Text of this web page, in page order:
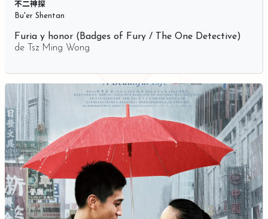
不二神探
Bu'er Shentan
Furia y honor (Badges of Fury / The One Detective)
de
Tsz Ming Wong